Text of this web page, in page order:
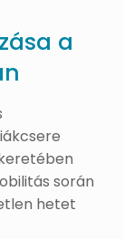
a
során
hetet